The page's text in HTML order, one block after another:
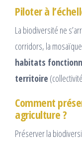
Piloter à
La biodiversité ne
corridors, la
habitats
territoire
Comment
agriculture ?
Préserver la